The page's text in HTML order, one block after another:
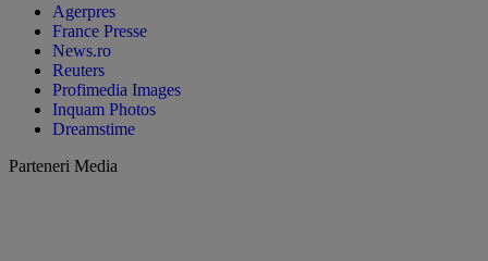
Agerpres
France Presse
News.ro
Reuters
Profimedia Images
Inquam Photos
Dreamstime
Parteneri Media